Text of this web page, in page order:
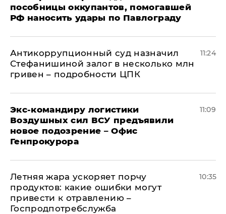
пособницы оккупантов, помогавшей
РФ наносить удары по Павлограду
Антикоррупционный суд назначил
Стефанишиной залог в несколько млн
гривен – подробности ЦПК
11:24
Экс-командиру логистики
Воздушных сил ВСУ предъявили
новое подозрение – Офис
Генпрокурора
11:09
Летняя жара ускоряет порчу
продуктов: какие ошибки могут
привести к отравлению –
Госпродпотребслужба
10:35